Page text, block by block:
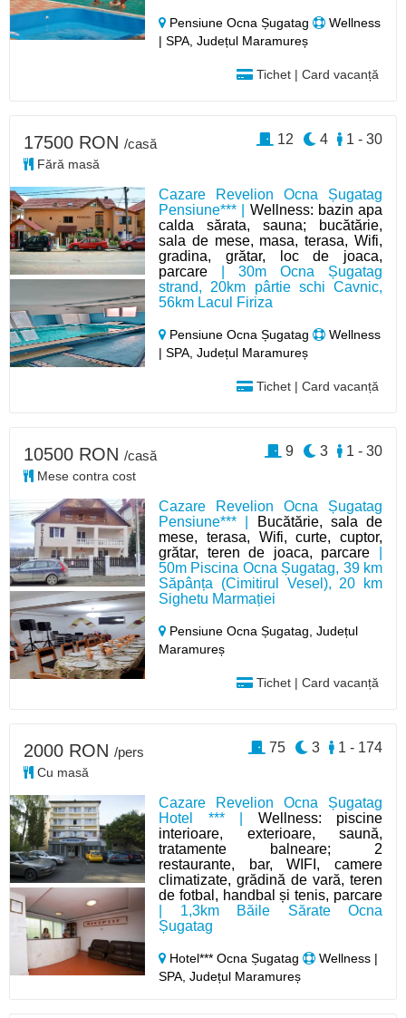
Pensiune Ocna Șugatag
Wellness
| SPA, Județul Maramureș
Tichet | Card vacanță
Cazare Revelion Ocna Șugatag
Pensiune*** | Wellness: bazin apa
calda sărata, sauna; bucătărie,
sala de mese, masa, terasa, Wifi,
gradina, grătar, loc de joaca,
parcare | 30m Ocna Șugatag
strand, 20km pârtie schi Cavnic,
56km Lacul Firiza
Pensiune Ocna Șugatag
Wellness
| SPA, Județul Maramureș
Tichet | Card vacanță
17500 RON /casă
Fără masă
1 - 30
4
12
Cazare Revelion Ocna Șugatag
Pensiune*** |
Bucătărie, sala de
mese, terasa, Wifi, curte, cuptor,
grătar, teren de joaca, parcare
50m Piscina Ocna Șugatag, 39 km
Săpânța (Cimitirul Vesel), 20 km
Sighetu Marmației
Pensiune Ocna Șugatag,Județul
Maramureș
Tichet | Card vacanță
10500 RON /casă
Mese contra cost
1 - 30
3
9
Cazare Revelion Ocna Șugatag
Hotel *** | Wellness: piscine
interioare, exterioare, saună,
tratamente balneare; 2
restaurante, bar, WIFI, camere
climatizate, grădină de vară, teren
de fotbal, handbal și tenis, parcare
| 1,3km Băile Sărate Ocna
Șugatag
Hotel*** Ocna Șugatag
Wellness |
SPA, Județul Maramureș
2000 RON /pers
Cu masă
1 - 174
3
75